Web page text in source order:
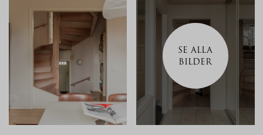
SE ALLA
BILDER